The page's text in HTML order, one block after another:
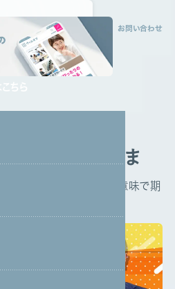
資料請求 お問い合わせ
採用情報
学研究所さま
は更に良くなり、「良い意味で期
現場から届いています。